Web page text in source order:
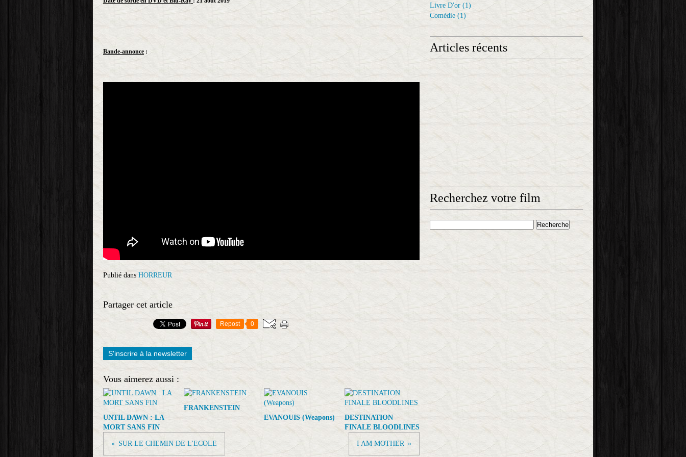
Bande-annonce :
Publié dans HORREUR
Partager cet article
Repost 0
S'inscrire à la newsletter
Vous aimerez aussi :
UNTIL DAWN : LA
MORT SANS FIN
FRANKENSTEIN
EVANOUIS (Weapons)
DESTINATION
FINALE BLOODLINES
SUR LE CHEMIN DE L'ECOLE I AM MOTHER
Livre D'or (1)
Comédie (1)
Articles récents
Recherchez votre film